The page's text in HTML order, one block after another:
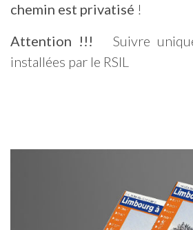
chemin est privatisé !
Attention !!! Suivre
installées par le RSIL